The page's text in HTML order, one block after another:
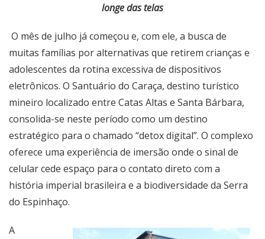
longe das telas
O mês de julho já começou e, com ele, a busca de
muitas famílias por alternativas que retirem crianças e
adolescentes da rotina excessiva de dispositivos
eletrônicos. O Santuário do Caraça, destino turístico
mineiro localizado entre Catas Altas e Santa Bárbara,
consolida-se neste período como um destino
estratégico para o chamado “detox digital”. O complexo
oferece uma experiência de imersão onde o sinal de
celular cede espaço para o contato direto com a
história imperial brasileira e a biodiversidade da Serra
do Espinhaço.
A